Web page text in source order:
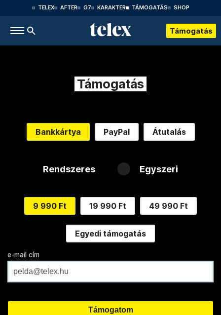
TELEX AFTER G7 KARAKTER TÁMOGATÁS SHOP
Támogatás
Támogatás
Bankkártya PayPal Átutalás
Rendszeres Egyszeri
9 990 Ft 19 990 Ft 49 990 Ft
Egyedi támogatás
e-mail cím